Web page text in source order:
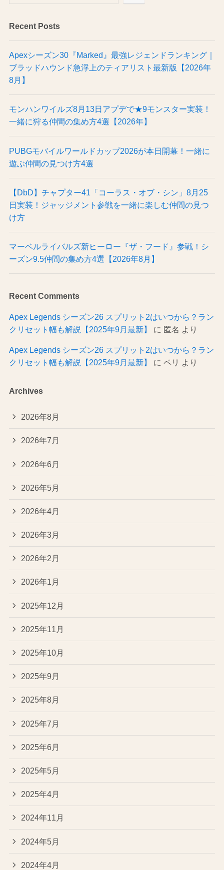
Recent Posts
Apexシーズン30『Marked』最強レジェンドランキング｜
ブラッドハウンド急浮上のティアリスト最新版【2026年
8月】
モンハンワイルズ8月13日アプデで★9モンスター実装！
一緒に狩る仲間の集め方4選【2026年】
PUBGモバイルワールドカップ2026が本日開幕！一緒に
遊ぶ仲間の見つけ方4選
【DbD】チャプター41「コーラス・オブ・シン」8月25
日実装！ジャッジメント参戦を一緒に楽しむ仲間の見つ
け方
マーベルライバルズ新ヒーロー『ザ・フード』参戦！シ
ーズン9.5仲間の集め方4選【2026年8月】
Recent Comments
Apex Legends シーズン26 スプリット2はいつから？ラン
クリセット幅も解説【2025年9月最新】
に 匿名 より
Apex Legends シーズン26 スプリット2はいつから？ラン
クリセット幅も解説【2025年9月最新】
に ペリ より
Archives
2026年8月
2026年7月
2026年6月
2026年5月
2026年4月
2026年3月
2026年2月
2026年1月
2025年12月
2025年11月
2025年10月
2025年9月
2025年8月
2025年7月
2025年6月
2025年5月
2025年4月
2024年11月
2024年5月
2024年4月